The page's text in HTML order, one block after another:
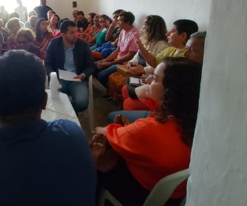
foi publicado no Diário Oficial